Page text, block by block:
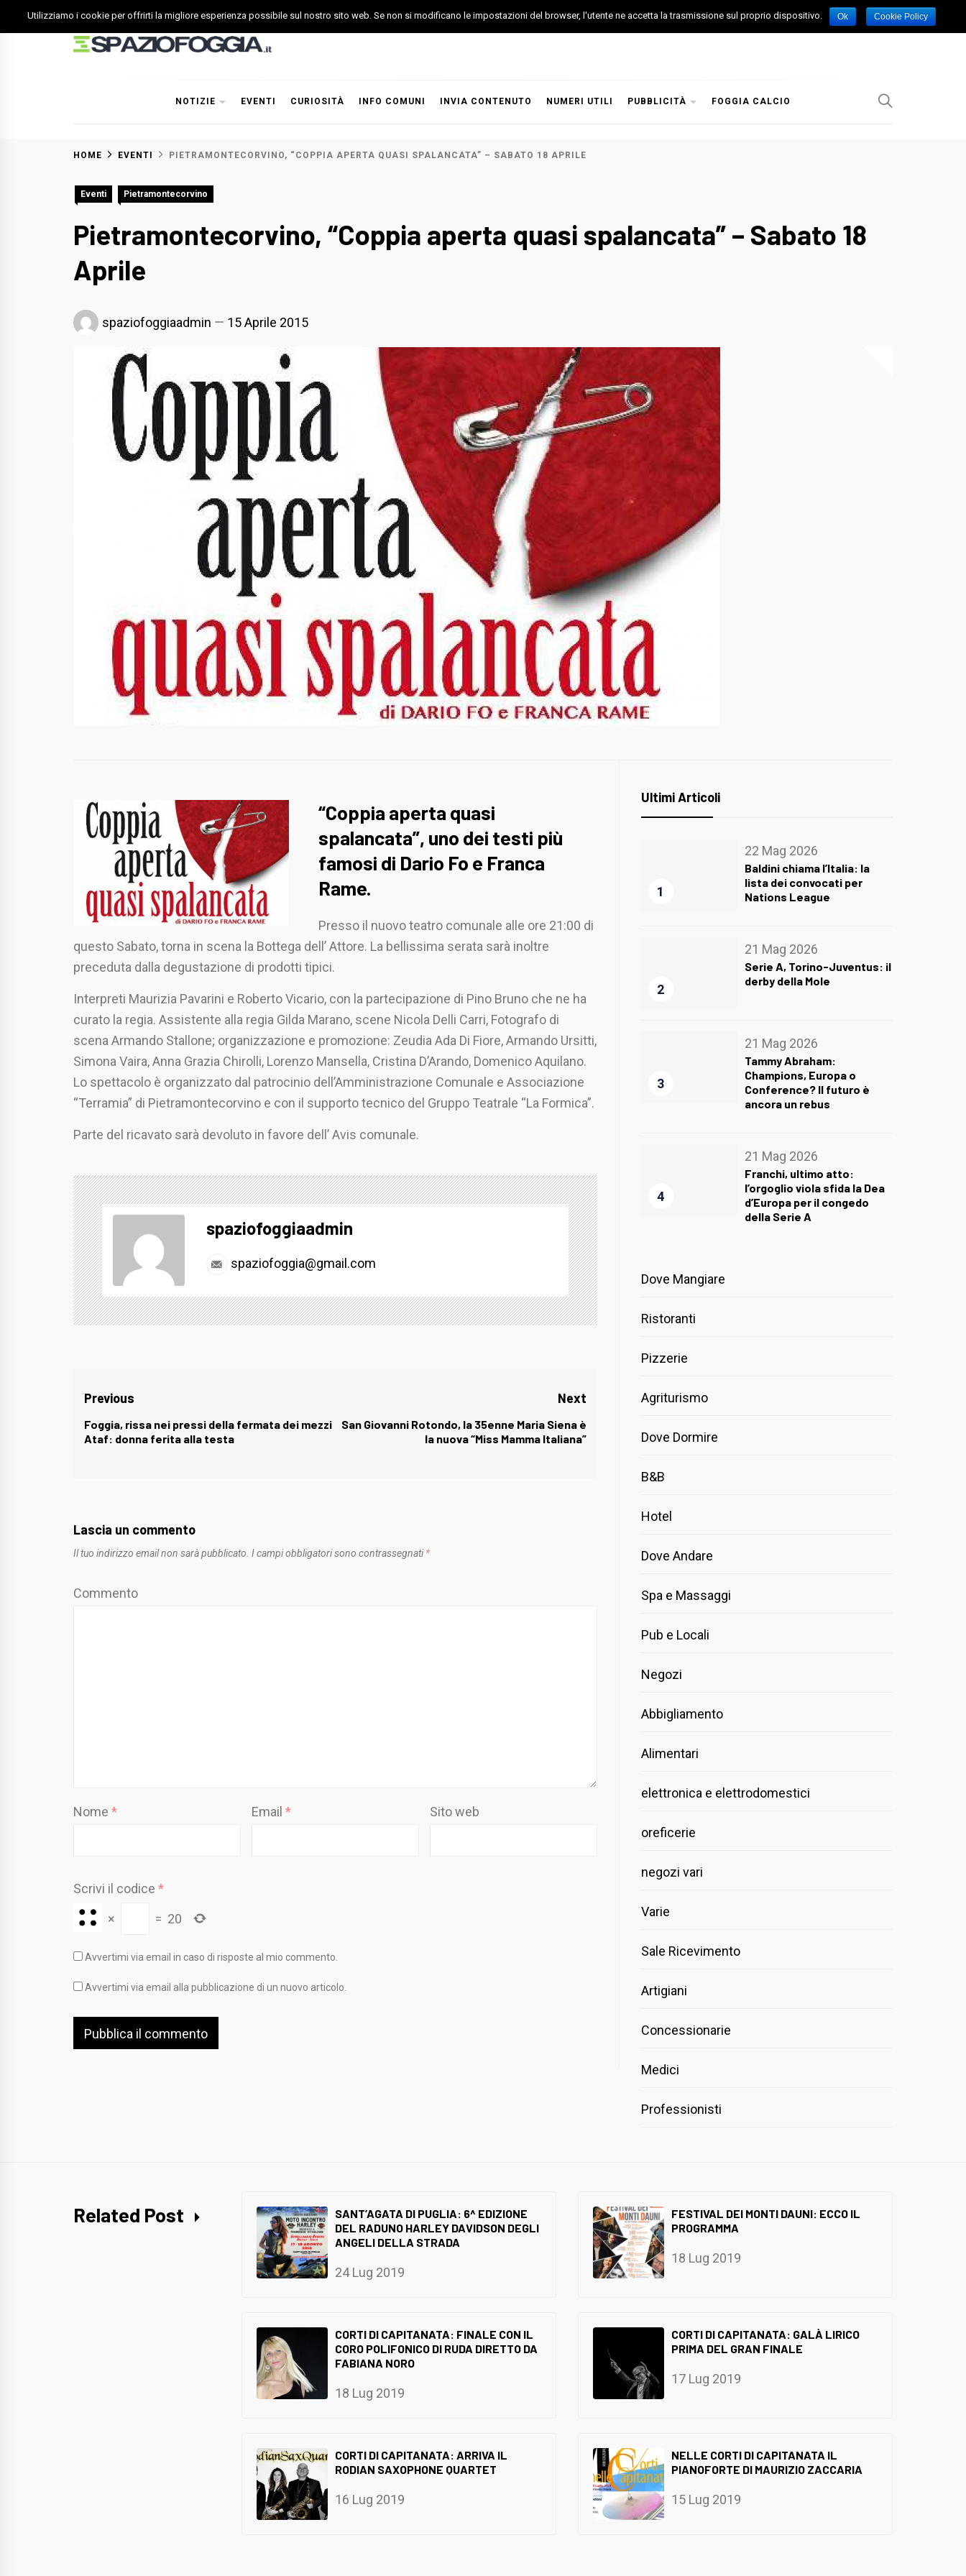
to
NOTIZIE EVENTI CURIOSITÀ INFO COMUNI INVIA CONTENUTO NUMERI UTILI PUBBLICITÀ FOGGIA CALCIO
HOME EVENTI PIETRAMONTECORVINO, “COPPIA APERTA QUASI SPALANCATA” – SABATO 18 APRILE
Eventi Pietramontecorvino
Pietramontecorvino, “Coppia aperta quasi spalancata” – Sabato 18
Aprile
spaziofoggiaadmin 15 Aprile 2015
“Coppia aperta quasi
spalancata”, uno dei testi più
famosi di Dario Fo e Franca
Rame.
Presso il nuovo teatro comunale alle ore 21:00 di
questo Sabato, torna in scena la Bottega dell’ Attore. La bellissima serata sarà inoltre
preceduta dalla degustazione di prodotti tipici.
Interpreti Maurizia Pavarini e Roberto Vicario, con la partecipazione di Pino Bruno che ne ha
curato la regia. Assistente alla regia Gilda Marano, scene Nicola Delli Carri, Fotografo di
scena Armando Stallone; organizzazione e promozione: Zeudia Ada Di Fiore, Armando Ursitti,
Simona Vaira, Anna Grazia Chirolli, Lorenzo Mansella, Cristina D’Arando, Domenico Aquilano.
Lo spettacolo è organizzato dal patrocinio dell’Amministrazione Comunale e Associazione
“Terramia” di Pietramontecorvino e con il supporto tecnico del Gruppo Teatrale “La Formica”.
Parte del ricavato sarà devoluto in favore dell’ Avis comunale.
spaziofoggiaadmin
spaziofoggia@gmail.com
Navigazione
articoli
Previous
Previous
post:
Foggia, rissa nei pressi della fermata dei mezzi
Ataf: donna ferita alla testa
Next
Next
San Giovanni Rotondo, la 35enne Maria Siena è
la nuova “Miss Mamma Italiana”
Lascia un commento
Il tuo indirizzo email non sarà pubblicato. I campi obbligatori sono contrassegnati *
Commento
Nome * Email * Sito web
Scrivi il codice *
×
= 20
Avvertimi via email in caso di risposte al mio commento.
Avvertimi via email alla pubblicazione di un nuovo articolo.
Ultimi Articoli
1
22 Mag 2026
Baldini chiama l’Italia: la
lista dei convocati per
Nations League
2
21 Mag 2026
Serie A, Torino-Juventus: il
derby della Mole
3
21 Mag 2026
Tammy Abraham:
Champions, Europa o
Conference? Il futuro è
ancora un rebus
4
21 Mag 2026
Franchi, ultimo atto:
l’orgoglio viola sfida la Dea
d’Europa per il congedo
della Serie A
Dove Mangiare
Ristoranti
Pizzerie
Agriturismo
Dove Dormire
B&B
Hotel
Dove Andare
Spa e Massaggi
Pub e Locali
Negozi
Abbigliamento
Alimentari
elettronica e elettrodomestici
oreficerie
negozi vari
Varie
Sale Ricevimento
Artigiani
Concessionarie
Medici
Professionisti
Related Post
SANT’AGATA DI PUGLIA: 6^ EDIZIONE
DEL RADUNO HARLEY DAVIDSON DEGLI
ANGELI DELLA STRADA
24 Lug 2019
FESTIVAL DEI MONTI DAUNI: ECCO IL
PROGRAMMA
18 Lug 2019
CORTI DI CAPITANATA: FINALE CON IL
CORO POLIFONICO DI RUDA DIRETTO DA
FABIANA NORO
18 Lug 2019
CORTI DI CAPITANATA: GALÀ LIRICO
PRIMA DEL GRAN FINALE
17 Lug 2019
CORTI DI CAPITANATA: ARRIVA IL
RODIAN SAXOPHONE QUARTET
16 Lug 2019
NELLE CORTI DI CAPITANATA IL
PIANOFORTE DI MAURIZIO ZACCARIA
15 Lug 2019
Utilizziamo i cookie per offrirti la migliore esperienza possibile sul nostro sito web. Se non si modificano le impostazioni del browser, l'utente ne accetta la trasmissione sul proprio dispositivo. Ok Cookie Policy